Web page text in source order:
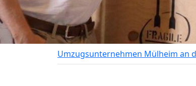
Umzugsunternehmen Mülheim an